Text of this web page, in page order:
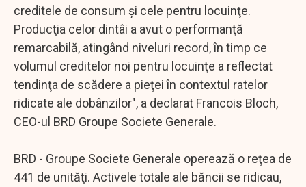
creditele de consum şi cele pentru locuinţe.
Producţia celor dintâi a avut o performanţă
remarcabilă, atingând niveluri record, în timp ce
volumul creditelor noi pentru locuinţe a reflectat
tendinţa de scădere a pieţei în contextul ratelor
ridicate ale dobânzilor", a declarat Francois Bloch,
CEO-ul BRD Groupe Societe Generale.
BRD - Groupe Societe Generale operează o reţea de
441 de unităţi. Activele totale ale băncii se ridicau,